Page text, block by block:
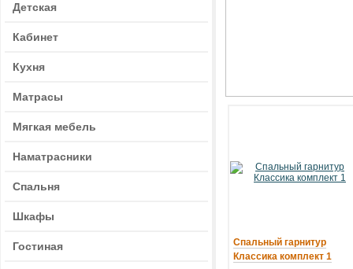
Детская
Кабинет
Кухня
Матрасы
Мягкая мебель
Наматрасники
Спальня
Шкафы
Гостиная
Спальный гарнитур
Классика комплект 1